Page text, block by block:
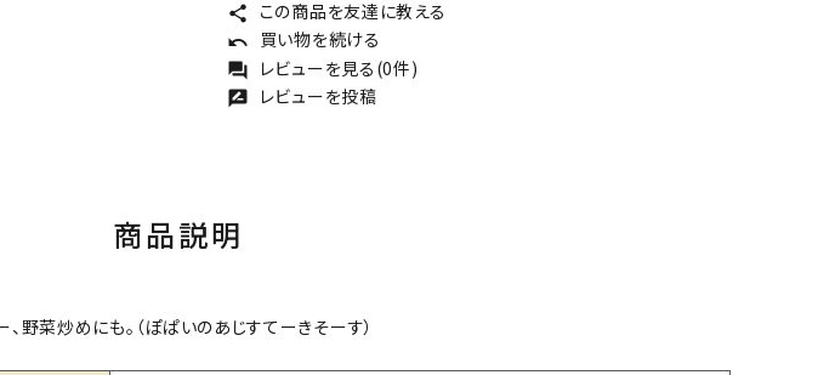
share この商品を友達に教える
undo 買い物を続ける
forum レビューを見る(0件)
rate_review レビューを投稿
商品説明
野菜炒めにも。（ぽぱいのあじすてーきそーす）